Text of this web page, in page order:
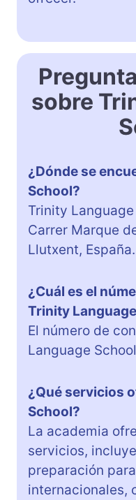
sobre
¿Dónde se
School?
Trinity
Carrer Marque
Llutxent, España.
¿Cuál es el
Trinity
El número de
Language
¿Qué servicios
School?
La academia
servicios,
preparación
internacionales,